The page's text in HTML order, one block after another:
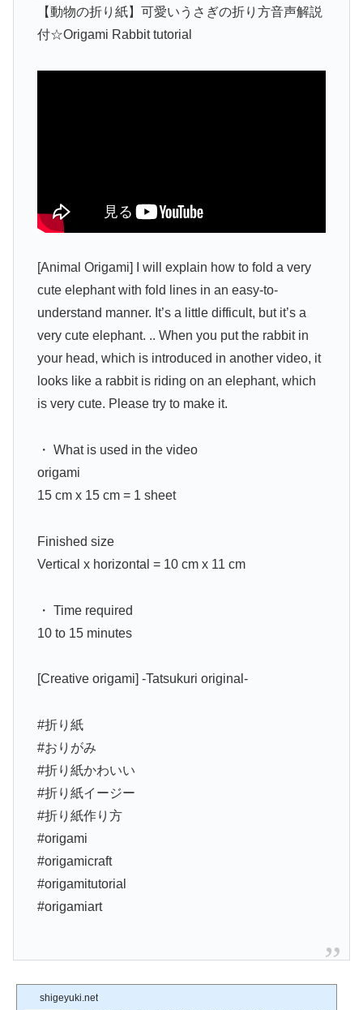
【動物の折り紙】可愛いうさぎの折り方音声解説
付☆Origami Rabbit tutorial
[Animal Origami] I will explain how to fold a very
cute elephant with fold lines in an easy-to-
understand manner. It’s a little difficult, but it’s a
very cute elephant. .. When you put the rabbit in
your head, which is introduced in another video, it
looks like a rabbit is riding on an elephant, which
is very cute. Please try to make it.
・ What is used in the video
origami
15 cm x 15 cm = 1 sheet
Finished size
Vertical x horizontal = 10 cm x 11 cm
・ Time required
10 to 15 minutes
[Creative origami] -Tatsukuri original-
#折り紙
#おりがみ
#折り紙かわいい
#折り紙イージー
#折り紙作り方
#origami
#origamicraft
#origamitutorial
#origamiart
shigeyuki.net